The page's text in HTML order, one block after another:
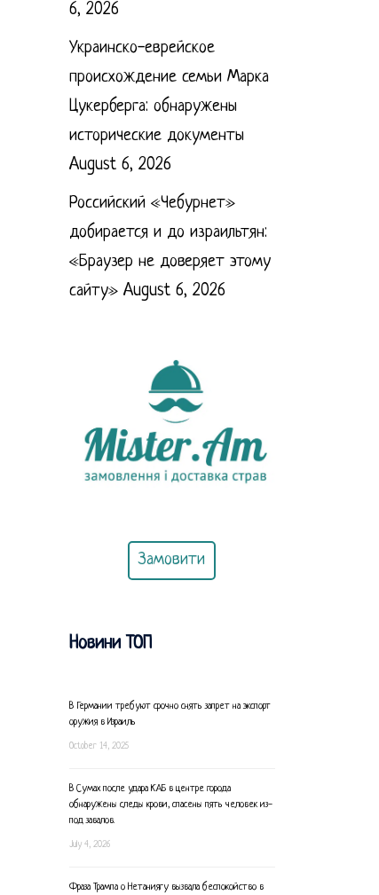
6, 2026
Украинско-еврейское
происхождение семьи Марка
Цукерберга: обнаружены
исторические документы
August 6, 2026
Российский «Чебурнет»
добирается и до израильтян:
«Браузер не доверяет этому
сайту» August 6, 2026
Замовити
Новини ТОП
В Германии требуют срочно снять запрет на экспорт
оружия в Израиль
October 14, 2025
В Сумах после удара КАБ в центре города
обнаружены следы крови, спасены пять человек из-
под завалов.
July 4, 2026
Фраза Трампа о Нетаниягу вызвала беспокойство в